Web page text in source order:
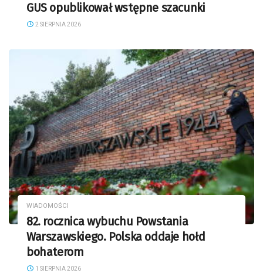
GUS opublikował wstępne szacunki
2 SIERPNIA 2026
WIADOMOŚCI
82. rocznica wybuchu Powstania
Warszawskiego. Polska oddaje hołd
bohaterom
1 SIERPNIA 2026